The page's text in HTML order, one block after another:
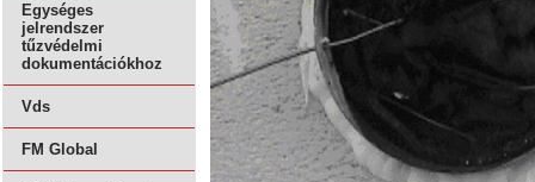
Egységes
jelrendszer
tűzvédelmi
dokumentációkhoz
Vds
FM Global